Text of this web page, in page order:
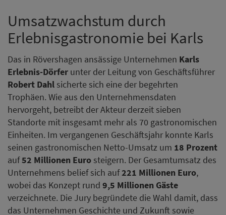
Umsatzwachstum durch
Erlebnisgastronomie bei Karls
Das in Rövershagen ansässige Unternehmen Karls
Erlebnis-Dörfer unter der Leitung von Geschäftsführer
Robert Dahl sicherte sich eine der begehrten
Trophäen. Wie aus den Unternehmensdaten
hervorgeht, betreibt der Akteur derzeit sieben
Standorte mit insgesamt mehr als 70 gastronomischen
Einheiten. Im vergangenen Geschäftsjahr konnte Karls
seinen gastronomischen Netto-Umsatz um 18 Prozent
auf52 Millionen Euro steigern. Der Gesamtumsatz des
Unternehmens belief sich auf221 Millionen Euro,
wobei das Konzept rund 9,5 Millionen Gäste
verzeichnete. Die Jury begründete die Wahl damit, dass
das Unternehmen Geschichte und Zukunft sowie